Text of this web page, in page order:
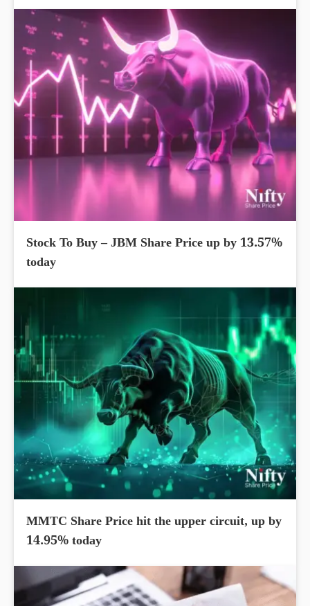
Stock To Buy – JBM Share Price up by 13.57%
today
MMTC Share Price hit the upper circuit, up by
14.95% today